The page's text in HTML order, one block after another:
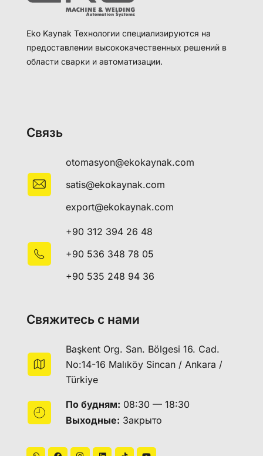
Eko Kaynak Технологии специализируются на
предоставлении высококачественных решений в
области сварки и автоматизации.
Связь
otomasyon@ekokaynak.com
satis@ekokaynak.com
export@ekokaynak.com
+90 312 394 26 48
+90 536 348 78 05
+90 535 248 94 36
Свяжитесь с нами
Başkent Org. San. Bölgesi 16. Cad.
No:14-16 Malıköy Sincan / Ankara /
Türkiye
По будням: 08:30 — 18:30
Выходные: Закрыто